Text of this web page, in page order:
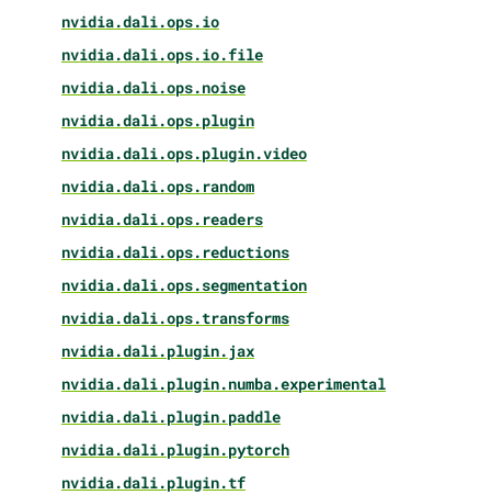
nvidia.dali.ops.io
nvidia.dali.ops.io.file
nvidia.dali.ops.noise
nvidia.dali.ops.plugin
nvidia.dali.ops.plugin.video
nvidia.dali.ops.random
nvidia.dali.ops.readers
nvidia.dali.ops.reductions
nvidia.dali.ops.segmentation
nvidia.dali.ops.transforms
nvidia.dali.plugin.jax
nvidia.dali.plugin.numba.experimental
nvidia.dali.plugin.paddle
nvidia.dali.plugin.pytorch
nvidia.dali.plugin.tf